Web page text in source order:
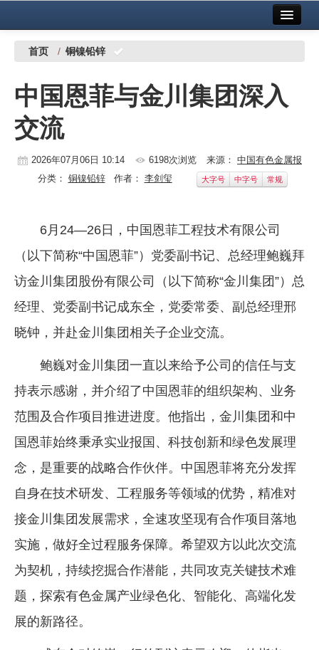
中国有色金属报社主办 广告服务
铜镍铅锌
铝
稀有稀土
镁钛
地矿 建设
党建工作
企业文化
《资源再生》杂志
行情报价
首页 / 铜镍铅锌
中国恩菲与金川集团深入
交流
2026年07月06日 10:14 6198次浏览 来源： 中国有色金属报
分类： 铜镍铅锌作者： 李剑玺 大字号 中字号 常规
6月24—26日，中国恩菲工程技术有限公司
（以下简称“中国恩菲”）党委副书记、总经理鲍巍拜
访金川集团股份有限公司（以下简称“金川集团”）总
经理、党委副书记成东全，党委常委、副总经理邢
晓钟，并赴金川集团相关子企业交流。
鲍巍对金川集团一直以来给予公司的信任与支
持表示感谢，并介绍了中国恩菲的组织架构、业务
范围及合作项目推进进度。他指出，金川集团和中
国恩菲始终秉承实业报国、科技创新和绿色发展理
念，是重要的战略合作伙伴。中国恩菲将充分发挥
自身在技术研发、工程服务等领域的优势，精准对
接金川集团发展需求，全速攻坚现有合作项目落地
实施，做好全过程服务保障。希望双方以此次交流
为契机，持续挖掘合作潜能，共同攻克关键技术难
题，探索有色金属产业绿色化、智能化、高端化发
展的新路径。